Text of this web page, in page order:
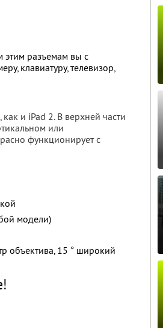
этим разъемам вы с
клавиатуру, телевизор,
и iPad 2. В верхней части
или
функционирует с
модели)
объектива, 15 ° широкий